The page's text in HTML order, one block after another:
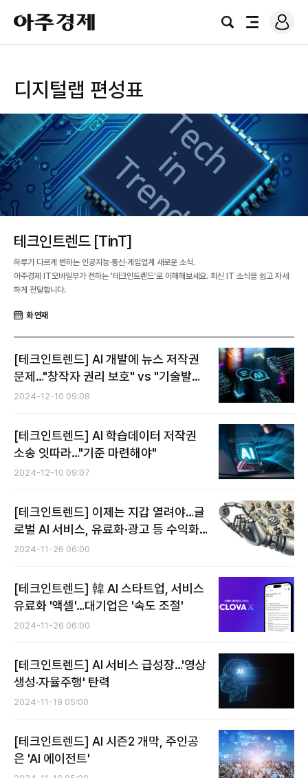
아
주
경
검
전
로
그
디지털랩 편성표
테크인트렌드 [TinT]
하루가 다르게 변하는 인공지능·통신·게임업계 새로운 소식.
아주경제 IT모바일부가 전하는 '테크인트렌드'로 이해해보세요. 최신 IT 소식을 쉽고 자세
하게 전달합니다.
화 연재
[테크인트렌드] AI 개발에 뉴스 저작권
문제…"창작자 권리 보호" vs "기술발전
위한 것"
2024-12-10 09:08
[테크인트렌드] AI 학습데이터 저작권
소송 잇따라…"기준 마련해야"
2024-12-10 09:07
[테크인트렌드] 이제는 지갑 열려야…글
로벌 AI 서비스, 유료화·광고 등 수익화
몰두
2024-11-26 06:00
[테크인트렌드] 韓 AI 스타트업, 서비스
유료화 '액셀'…대기업은 '속도 조절'
2024-11-26 06:00
[테크인트렌드] AI 서비스 급성장…'영상
생성‧자율주행' 탄력
2024-11-19 05:00
[테크인트렌드] AI 시즌2 개막, 주인공
은 'AI 에이전트'